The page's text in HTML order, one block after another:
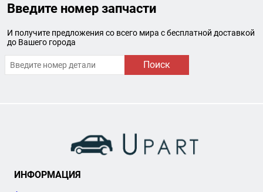
Введите номер запчасти
И получите предложения со всего мира с бесплатной доставкой
до Вашего города
Поиск
ИНФОРМАЦИЯ